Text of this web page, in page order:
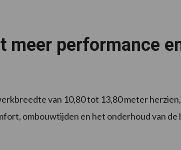
meer performance
van 10,80 tot 13,80 meter
ombouwtijden en het onderhoud van